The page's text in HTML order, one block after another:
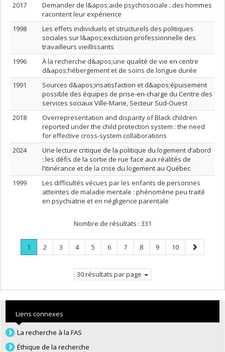
2017
Demander de l&apos;aide psychosociale : des hommes
racontent leur expérience
1998
Les effets individuels et structurels des politiques
sociales sur l&apos;exclusion professionnelle des
travailleurs vieillissants
1996
À la recherche d&apos;une qualité de vie en centre
d&apos;hébergement et de soins de longue durée
1991
Sources d&apos;insatisfaction et d&apos;épuisement
possible des équipes de prise-en-charge du Centre des
services sociaux Ville-Marie, Secteur Sud-Ouest
2018
Overrepresentation and disparity of Black children
reported under the child protection system : the need
for effective cross-system collaborations
2024
Une lecture critique de la politique du logement d’abord
: les défis de la sortie de rue face aux réalités de
l’itinérance et de la crise du logement au Québec
1999
Les difficultés vécues par les enfants de personnes
atteintes de maladie mentale : phénomène peu traité
en psychiatrie et en négligence parentale
Nombre de résultats : 331
Page
1
Page
Page
2 Page
3 Page
4 Page
5 Page
6 Page
7 Page
8 Page
9 Page
10
Page
suivante
30 résultats par page
Liens connexes
La recherche à la FAS
Éthique de la recherche